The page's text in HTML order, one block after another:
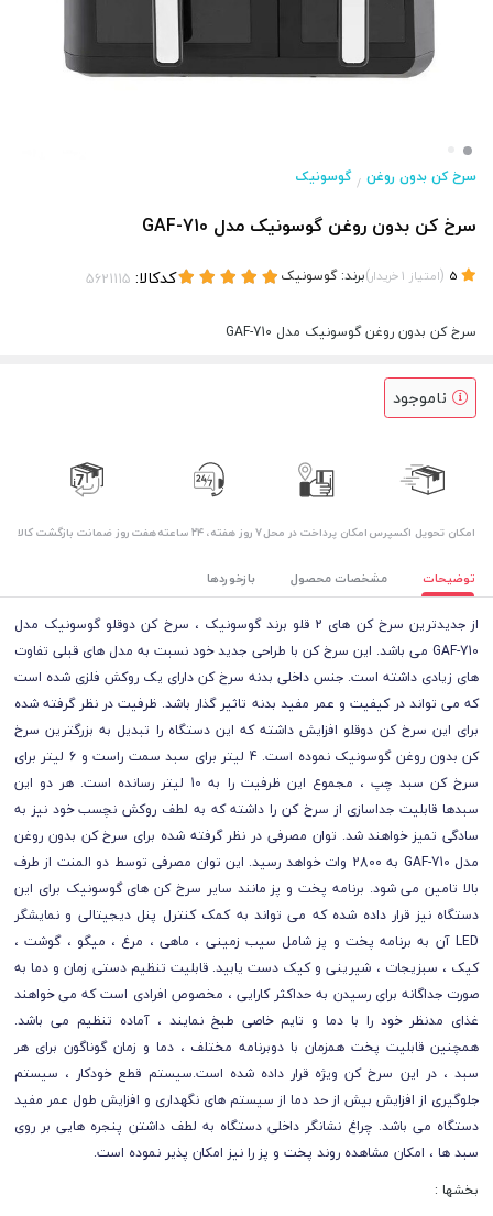
سرخ کن بدون روغن / گوسونیک
سرخ کن بدون روغن گوسونیک مدل GAF-710
(امتیاز 1خریدار)برند:گوسونیک کدکالا:
سرخ کن بدون روغن گوسونیک مدل GAF-710
ناموجود
اﻣﮑﺎن ﺗﺤﻮﯾﻞ اﮐﺴﭙﺮسامکان پرداخت در محل۷ روز ﻫﻔﺘﻪ، ۲۴ ﺳﺎﻋﺘﻪ هفت روز ضمانت بازگشت کالا
توضیحات مشخصات محصول بازخوردها
از جدیدترین سرخ کن های 2 قلو برند گوسونیک ، سرخ کن دوقلو گوسونیک مدل
GAF-710 می باشد. این سرخ کن با طراحی جدید خود نسبت به مدل های قبلی تفاوت
های زیادی داشته است. جنس داخلی بدنه سرخ کن دارای یک روکش فلزی شده است
که می تواند در کیفیت و عمر مفید بدنه تاثیر گذار باشد. ظرفیت در نظر گرفته شده
برای این سرخ کن دوقلو افزایش داشته که این دستگاه را تبدیل به بزرگترین سرخ
کن بدون روغن گوسونیک نموده است. 4 لیتر برای سبد سمت راست و 6 لیتر برای
سرخ کن سبد چپ ، مجموع این ظرفیت را به 10 لیتر رسانده است. هر دو این
سبدها قابلیت جداسازی از سرخ کن را داشته که به لطف روکش نچسب خود نیز به
سادگی تمیز خواهند شد. توان مصرفی در نظر گرفته شده برای سرخ کن بدون روغن
مدل GAF-710 به 2800 وات خواهد رسید. این توان مصرفی توسط دو المنت از طرف
بالا تامین می شود. برنامه پخت و پز مانند سایر سرخ کن های گوسونیک برای این
دستگاه نیز قرار داده شده که می تواند به کمک کنترل پنل دیجیتالی و نمایشگر
LED آن به برنامه پخت و پز شامل سیب زمینی ، ماهی ، مرغ ، میگو ، گوشت ،
کیک ، سبزیجات ، شیرینی و کیک دست یابید. قابلیت تنظیم دستی زمان و دما به
صورت جداگانه برای رسیدن به حداکثر کارایی ، مخصوص افرادی است که می خواهند
غذای مدنظر خود را با دما و تایم خاصی طبخ نمایند ، آماده تنظیم می باشد.
همچنین قابلیت پخت همزمان با دوبرنامه مختلف ، دما و زمان گوناگون برای هر
سبد ، در این سرخ کن ویژه قرار داده شده است.سیستم قطع خودکار ، سیستم
جلوگیری از افزایش بیش از حد دما از سیستم های نگهداری و افزایش طول عمر مفید
دستگاه می باشد. چراغ نشانگر داخلی دستگاه به لطف داشتن پنجره هایی بر روی
سبد ها ، امکان مشاهده روند پخت و پز را نیز امکان پذیر نموده است.
بخشها :